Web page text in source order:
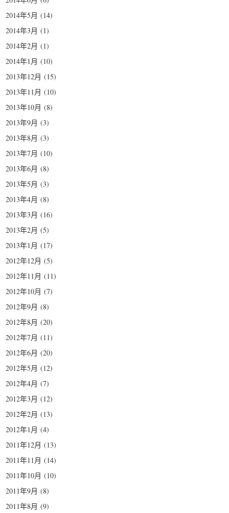
2014年5月 (14)
2014年3月 (1)
2014年2月 (1)
2014年1月 (10)
2013年12月 (15)
2013年11月 (10)
2013年10月 (8)
2013年9月 (3)
2013年8月 (3)
2013年7月 (10)
2013年6月 (8)
2013年5月 (3)
2013年4月 (8)
2013年3月 (16)
2013年2月 (5)
2013年1月 (17)
2012年12月 (5)
2012年11月 (11)
2012年10月 (7)
2012年9月 (8)
2012年8月 (20)
2012年7月 (11)
2012年6月 (20)
2012年5月 (12)
2012年4月 (7)
2012年3月 (12)
2012年2月 (13)
2012年1月 (4)
2011年12月 (13)
2011年11月 (14)
2011年10月 (10)
2011年9月 (8)
2011年8月 (9)